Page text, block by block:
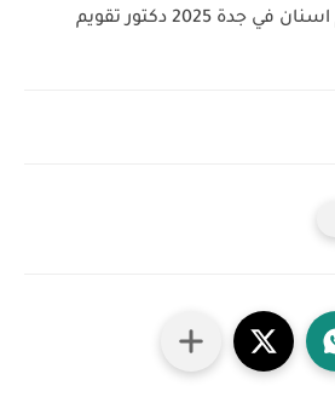
أفضل عيادة تقويم اسنان في جدة 2025 دكتور تقويم